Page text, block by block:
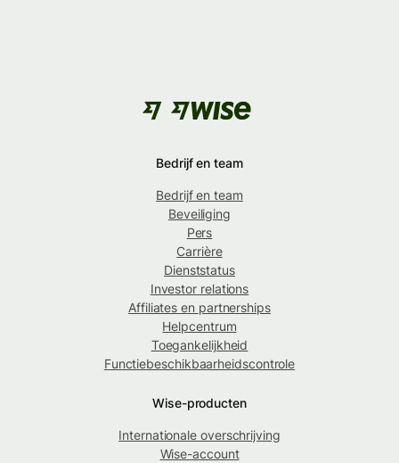
Bedrijf en team
Bedrijf en team
Beveiliging
Pers
Carrière
Dienststatus
Investor relations
Affiliates en partnerships
Helpcentrum
Toegankelijkheid
Functiebeschikbaarheidscontrole
Wise-producten
Internationale overschrijving
Wise-account